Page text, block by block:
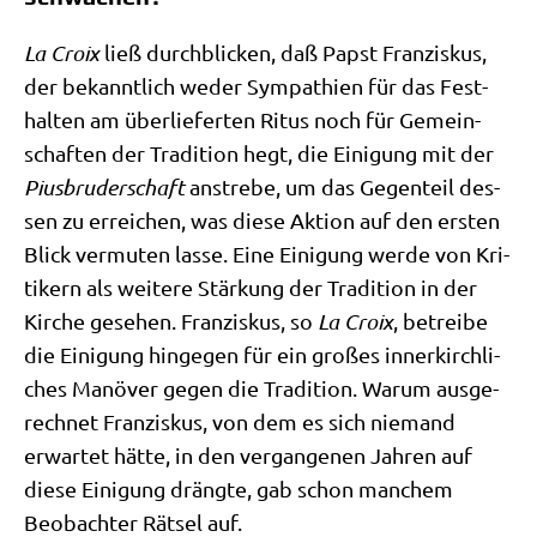
La Croixließ durch­blicken, daß Papst Fran­zis­kus,
der bekannt­lich weder Sym­pa­thien für das Fest­
hal­ten am über­lie­fer­ten Ritus noch für Gemein­
schaf­ten der Tra­di­ti­on hegt, die Eini­gung mit der
Pius­bru­der­schaftanstre­be, um das Gegen­teil des­
sen zu errei­chen, was die­se Akti­on auf den ersten
Blick ver­mu­ten las­se. Eine Eini­gung wer­de von Kri­
ti­kern als wei­te­re Stär­kung der Tra­di­ti­on in der
Kir­che gese­hen. Fran­zis­kus, so La Croix, betrei­be
die Eini­gung hin­ge­gen für ein gro­ßes inner­kirch­li­
ches Manö­ver gegen die Tra­di­ti­on. War­um aus­ge­
rech­net Fran­zis­kus, von dem es sich nie­mand
erwar­tet hät­te, in den ver­gan­ge­nen Jah­ren auf
die­se Eini­gung dräng­te, gab schon man­chem
Beob­ach­ter Rät­sel auf.